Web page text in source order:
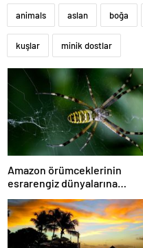
animals aslan boğa
kuşlar minik dostlar
Amazon örümceklerinin
esrarengiz dünyalarına
gitmeye hazır olun.